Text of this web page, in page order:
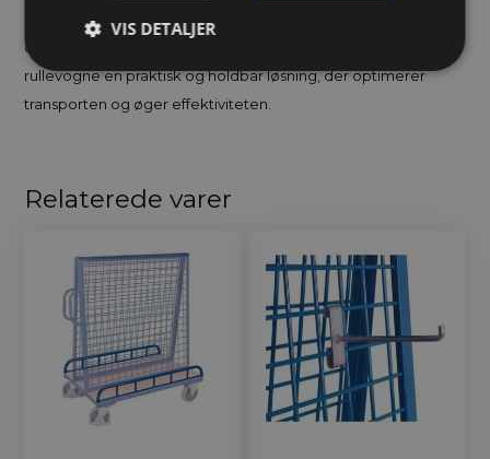
konfigurationer og kan tilpasses specifikke behov. Uanset om
du har brug for en vogn til lette eller tunge opgaver, tilbyder
rullevogne en praktisk og holdbar løsning, der optimerer
transporten og øger effektiviteten.
Relaterede varer
VIS DETALJER